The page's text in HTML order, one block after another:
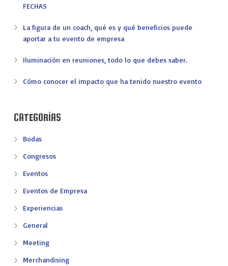
FECHAS
La figura de un coach, qué es y qué beneficios puede
aportar a tu evento de empresa
Iluminación en reuniones, todo lo que debes saber.
Cómo conocer el impacto que ha tenido nuestro evento
CATEGORÍAS
Bodas
Congresos
Eventos
Eventos de Empresa
Experiencias
General
Meeting
Merchandising